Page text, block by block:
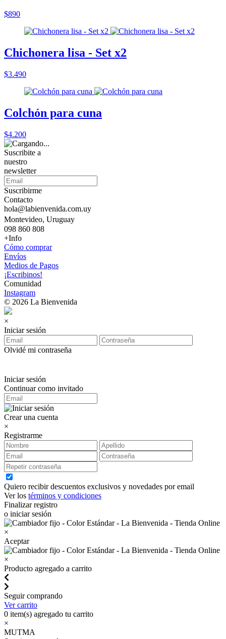
$890
Chichonera lisa - Set x2
$3.490
Colchón para cuna
$4.200
Suscribite a
nuestro
newsletter
Suscribirme
Contacto
hola@labienvenida.com.uy
Montevideo, Uruguay
098 860 808
+Info
Cómo comprar
Envíos
Medios de Pagos
¡Escribinos!
Comunidad
Instagram
© 2026 La Bienvenida
×
Iniciar sesión
Olvidé mi contraseña
Iniciar sesión
Continuar como invitado
Crear una cuenta
×
Registrarme
Quiero recibir descuentos exclusivos y novedades por email
Ver los términos y condiciones
Finalizar registro
o iniciar sesión
×
Aceptar
×
Producto agregado a carrito
Seguir comprando
Ver carrito
0 item(s) agregado tu carrito
×
MUTMA